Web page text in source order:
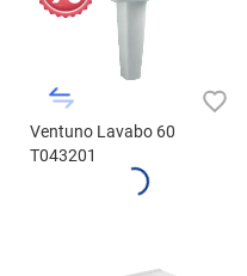
Ventuno Lavabo 60
T043201